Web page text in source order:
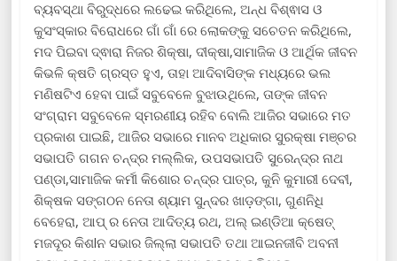
ବ୍ୟବସ୍ଥା ବିରୁଦ୍ଧରେ ଲଢେଇ କରିଥିଲେ, ଅନ୍ଧ ବିଶ୍ଵାସ ଓ
କୁସଂସ୍କାର ବିରୋଧରେ ଗାଁ ଗାଁ ରେ ଲୋକଙ୍କୁ ସଚେତନ କରିଥିଲେ,
ମଦ ପିଇବା ଦ୍ଵାରା ନିଜର ଶିକ୍ଷା, ଦୀକ୍ଷା,ସାମାଜିକ ଓ ଆର୍ଥିକ ଜୀବନ
କିଭଳି କ୍ଷତି ଗ୍ରସ୍ତ ହୁଏ, ତାହା ଆଦିବାସିଙ୍କ ମଧ୍ୟରେ ଭଲ
ମଣିଷଟିଏ ହେବା ପାଇଁ ସବୁବେଳେ ବୁଝାଉଥିଲେ, ତାଙ୍କ ଜୀବନ
ସଂଗ୍ରାମ ସବୁବେଳେ ସ୍ମରଣୀୟ ରହିବ ବୋଲି ଆଜିର ସଭାରେ ମତ
ପ୍ରକାଶ ପାଇଛି, ଆଜିର ସଭାରେ ମାନବ ଅଧିକାର ସୁରକ୍ଷା ମଞ୍ଚର
ସଭାପତି ଗଗନ ଚନ୍ଦ୍ର ମଲ୍ଲିକ, ଉପସଭାପତି ସୁରେନ୍ଦ୍ର ନାଥ
ପଣ୍ଡା,ସାମାଜିକ କର୍ମୀ କିଶୋର ଚନ୍ଦ୍ର ପାତ୍ର, କୁନି କୁମାରୀ ଦେବୀ,
ଶିକ୍ଷକ ସଙ୍ଗଠନ ନେତା ଶ୍ୟାମ ସୁନ୍ଦର ଖାଡ଼ଙ୍ଗା, ଗୁଣନିଧି
ବେହେରା, ଆପ୍ ର ନେତା ଆଦିତ୍ୟ ରଥ, ଅଲ୍ ଇଣ୍ଡିଆ କ୍ଷେତ୍
ମଜଦୂର କିଶlନ ସଭାର ଜିଲ୍ଲା ସଭାପତି ତଥା ଆଇନଜୀବି ଅବନୀ